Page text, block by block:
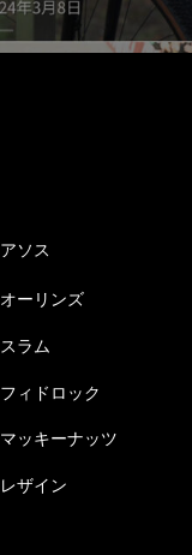
アソス
オーリンズ
スラム
フィドロック
マッキーナッツ
レザイン